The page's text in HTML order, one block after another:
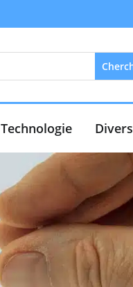
Technologie Divers